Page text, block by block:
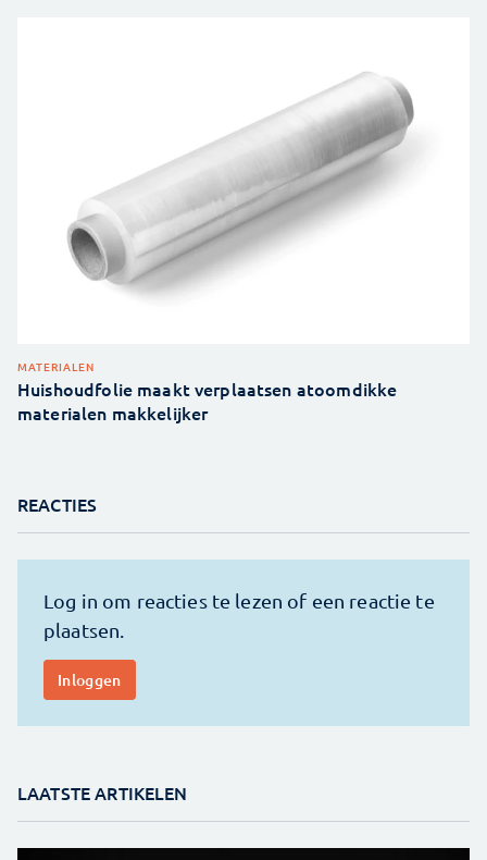
MATERIALEN
Huishoudfolie maakt verplaatsen atoomdikke
materialen makkelijker
REACTIES
LAATSTE ARTIKELEN